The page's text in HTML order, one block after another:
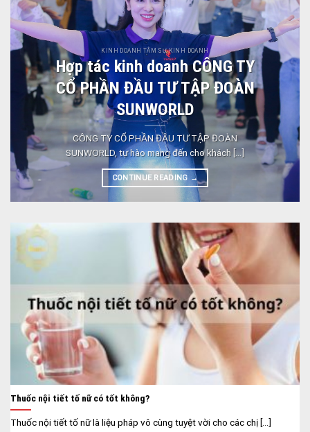
KINH DOANH TÂM SỰ KINH DOANH
Hợp tác kinh doanh CÔNG TY
CỔ PHẦN ĐẦU TƯ TẬP ĐOÀN
SUNWORLD
CÔNG TY CỔ PHẦN ĐẦU TƯ TẬP ĐOÀN
SUNWORLD, tự hào mang đến cho khách [...]
CONTINUE READING →
Thuốc nội tiết tố nữ có tốt không?
Thuốc nội tiết tố nữ là liệu pháp vô cùng tuyệt vời cho các chị [...]